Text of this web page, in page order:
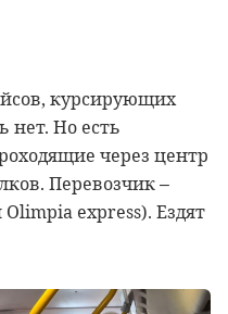
курсирующих
нет. Но есть
через центр
Перевозчик –
express). Ездят